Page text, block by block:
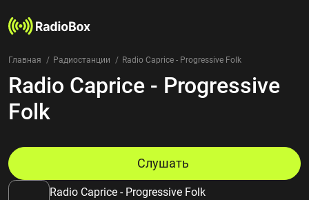
Радиостанции
Жанры
Страны
Избранное
Главная Радиостанции Radio Caprice - Progressive Folk
Radio Caprice - Progressive
Folk
Radio Caprice - Progressive Folk
Слушать